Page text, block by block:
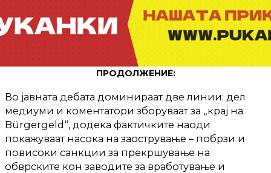
ПРОДОЛЖЕНИЕ:
Во јавната дебата доминираат две линии: дел
медиуми и коментатори зборуваат за „крај на
Bürgergeld“, додека фактичките наоди
покажуваат насока на заострување – побрзи и
повисоки санкции за прекршување на
обврските кон заводите за вработување и